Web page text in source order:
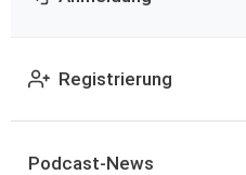
Registrierung
Podcast-News